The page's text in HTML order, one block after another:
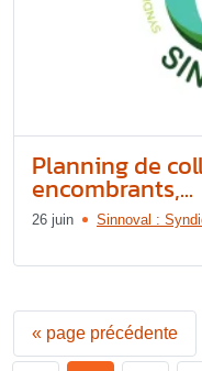
Planning de
encombrants,...
26 juin Sinnoval :
« page précédente